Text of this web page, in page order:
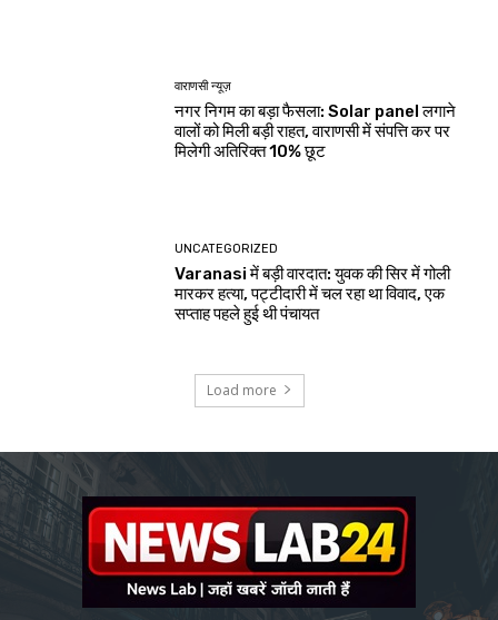
वाराणसी न्यूज़
नगर निगम का बड़ा फैसला: Solar panel लगाने
वालों को मिली बड़ी राहत, वाराणसी में संपत्ति कर पर
मिलेगी अतिरिक्त 10% छूट
UNCATEGORIZED
Varanasi में बड़ी वारदात: युवक की सिर में गोली
मारकर हत्या, पट्टीदारी में चल रहा था विवाद, एक
सप्ताह पहले हुई थी पंचायत
Load more